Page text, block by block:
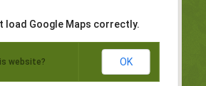
load Google Maps correctly.
website? OK